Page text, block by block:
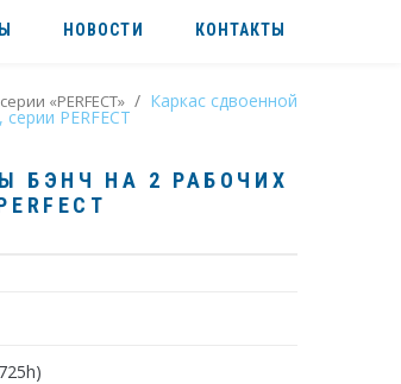
НОВОСТИ КОНТАКТЫ
«PERFECT» / Каркас сдвоенной
PERFECT
БЭНЧ НА 2 РАБОЧИХ